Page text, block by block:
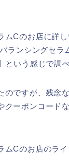
ムCのお店に詳
ランシングセ
という感じで調
のですが、残念
クーポンコード
ムCのお店のラ